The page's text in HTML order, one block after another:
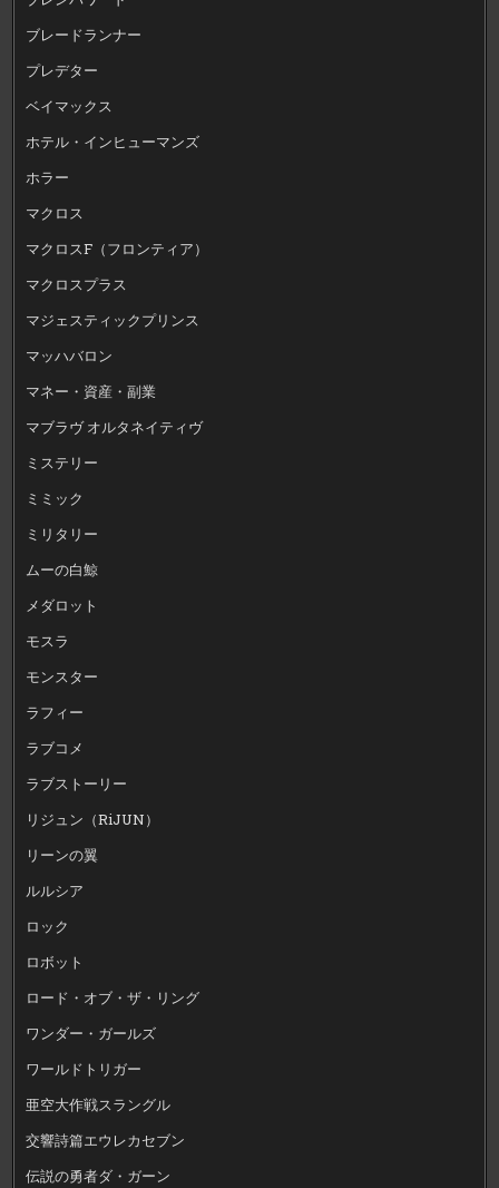
ブレードランナー
プレデター
ベイマックス
ホテル・インヒューマンズ
ホラー
マクロス
マクロスF（フロンティア）
マクロスプラス
マジェスティックプリンス
マッハバロン
マネー・資産・副業
マブラヴ オルタネイティヴ
ミステリー
ミミック
ミリタリー
ムーの白鯨
メダロット
モスラ
モンスター
ラフィー
ラブコメ
ラブストーリー
リジュン（RiJUN）
リーンの翼
ルルシア
ロック
ロボット
ロード・オブ・ザ・リング
ワンダー・ガールズ
ワールドトリガー
亜空大作戦スラングル
交響詩篇エウレカセブン
伝説の勇者ダ・ガーン